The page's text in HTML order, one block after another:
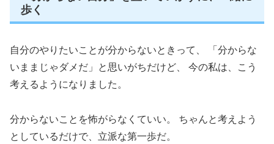
歩く
自分のやりたいことが分からないときって、 「分からな
いままじゃダメだ」と思いがちだけど、 今の私は、こう
考えるようになりました。
分からないことを怖がらなくていい。 ちゃんと考えよう
としているだけで、立派な第一歩だ。